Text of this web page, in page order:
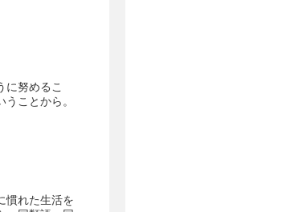
に努めるこ
ことから。
慣れた生活を